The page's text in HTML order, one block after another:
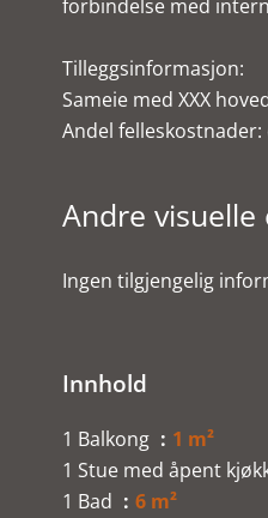
forbindelse med
Tilleggsinformasjon:
Sameie med XXX
Andel felleskostnader:
Andre
Ingen tilgjengelig
Innhold
1 Balkong
1 m²
1 Stue med åpent
1 Bad
6 m²